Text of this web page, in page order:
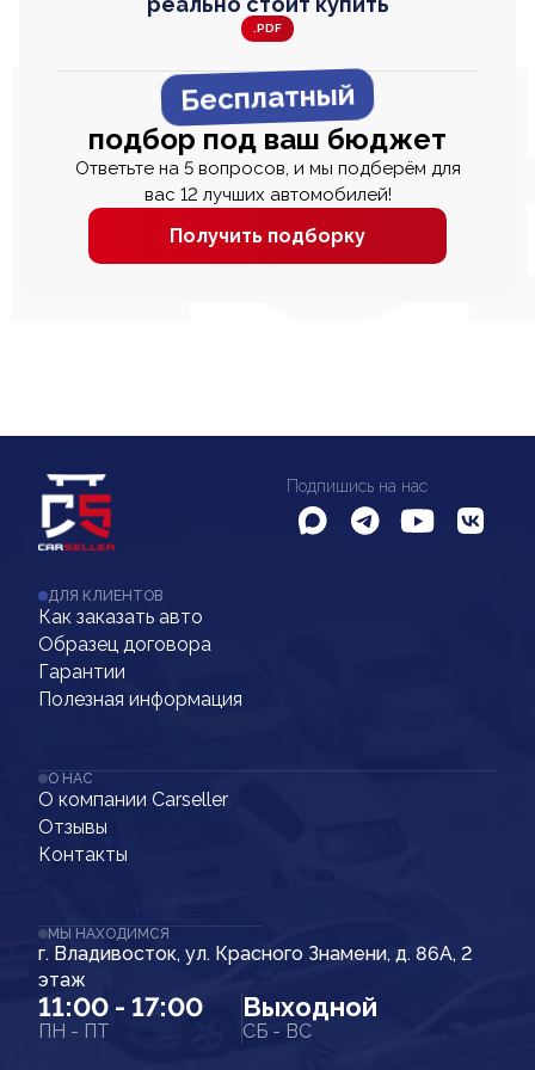
.PDF
Бесплатный
подбор под ваш бюджет
Ответьте на 5 вопросов, и мы подберём для
вас 12 лучших автомобилей!
Получить подборку
Подпишись на нас
ДЛЯ КЛИЕНТОВ
Как заказать авто
Образец договора
Гарантии
Полезная информация
О НАС
О компании Carseller
Отзывы
Контакты
МЫ НАХОДИМСЯ
г. Владивосток, ул. Красного Знамени, д. 86А, 2
этаж
11:00 - 17:00
ПН - ПТ
Выходной
СБ - ВС